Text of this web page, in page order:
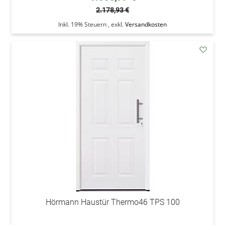
2.178,93 €
Inkl. 19% Steuern , exkl.Versandkosten
Hörmann Haustür Thermo46 TPS 100